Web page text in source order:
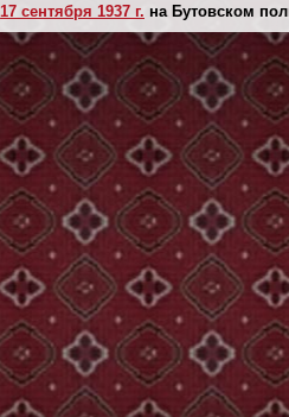
17 сентября 1937 г. на Бутовском